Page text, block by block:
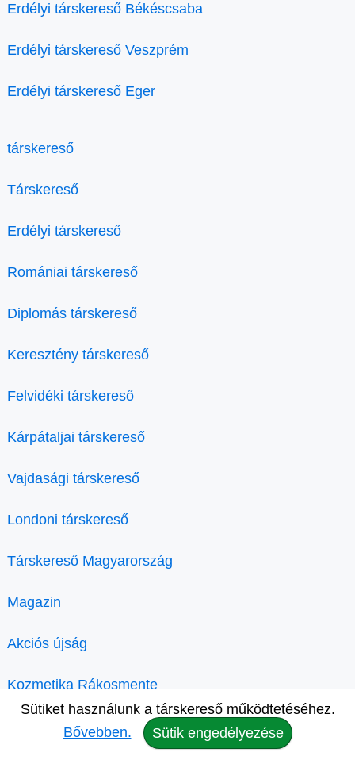
Erdélyi társkereső Békéscsaba
Erdélyi társkereső Veszprém
Erdélyi társkereső Eger
társkereső
Társkereső
Erdélyi társkereső
Romániai társkereső
Diplomás társkereső
Keresztény társkereső
Felvidéki társkereső
Kárpátaljai társkereső
Vajdasági társkereső
Londoni társkereső
Társkereső Magyarország
Magazin
Akciós újság
Kozmetika Rákosmente
Sütiket használunk a társkereső működtetéséhez.
Bővebben.
Sütik engedélyezése